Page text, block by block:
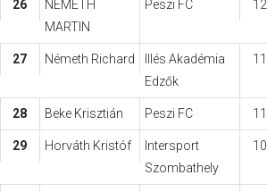
26
NÉMETH
MARTIN
Peszi FC 12
27 Németh Richard
Illés Akadémia
Edzők
11
28 Beke Krisztián Peszi FC 11
29 Horváth Kristóf
Intersport
Szombathely
10